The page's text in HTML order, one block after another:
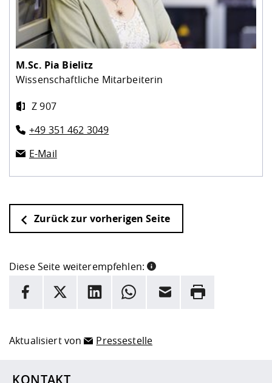
M.Sc. Pia Bielitz
Wissenschaftliche Mitarbeiterin
Z 907
+49 351 462 3049
E-Mail
Zurück zur vorherigen Seite
Diese Seite weiterempfehlen:
INFORMATION
Facebook
X LinkedInWhatsappE-Mail Drucken
Aktualisiert von Pressestelle
KONTAKT